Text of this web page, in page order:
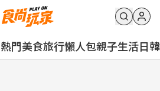
熱門美食旅行懶人包親子生活日韓